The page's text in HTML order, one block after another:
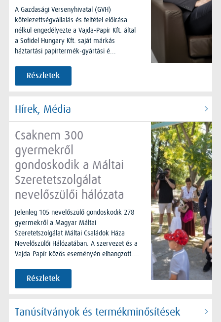
A Gazdasági Versenyhivatal (GVH)
kötelezettségvállalás és feltétel előírása
nélkül engedélyezte a Vajda-Papír Kft. által
a Sofidel Hungary Kft. saját márkás
háztartási papírtermék-gyártási é...
Részletek
Hírek, Média
Csaknem 300
gyermekről
gondoskodik a Máltai
Szeretetszolgálat
nevelőszülői hálózata
Jelenleg 105 nevelőszülő gondoskodik 278
gyermekről a Magyar Máltai
Szeretetszolgálat Máltai Családok Háza
Nevelőszülői Hálózatában. A szervezet és a
Vajda-Papír közös eseményén elhangzott:...
Részletek
Tanúsítványok és termékminősítések